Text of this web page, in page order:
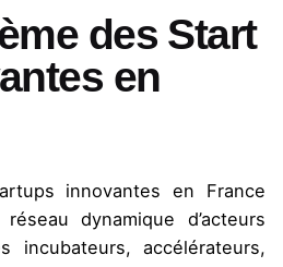
des Start
en
innovantes en France
dynamique d’acteurs
incubateurs, accélérateurs,